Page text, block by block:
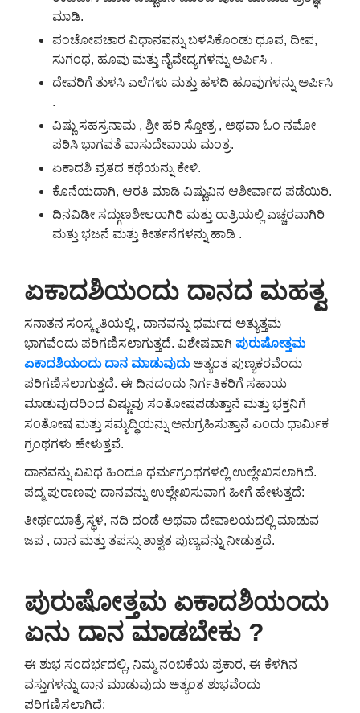
ಮಾಡಿ.
ಪಂಚೋಪಚಾರ ವಿಧಾನವನ್ನು ಬಳಸಿಕೊಂಡು ಧೂಪ, ದೀಪ,
ಸುಗಂಧ, ಹೂವು ಮತ್ತು ನೈವೇದ್ಯಗಳನ್ನು ಅರ್ಪಿಸಿ .
ದೇವರಿಗೆ ತುಳಸಿ ಎಲೆಗಳು ಮತ್ತು ಹಳದಿ ಹೂವುಗಳನ್ನು ಅರ್ಪಿಸಿ
.
ವಿಷ್ಣು ಸಹಸ್ರನಾಮ , ಶ್ರೀ ಹರಿ ಸ್ತೋತ್ರ , ಅಥವಾ ಓಂ ನಮೋ
ಪಠಿಸಿ ಭಾಗವತೆ ವಾಸುದೇವಾಯ ಮಂತ್ರ.
ಏಕಾದಶಿ ವ್ರತದ ಕಥೆಯನ್ನು ಕೇಳಿ.
ಕೊನೆಯದಾಗಿ, ಆರತಿ ಮಾಡಿ ವಿಷ್ಣುವಿನ ಆಶೀರ್ವಾದ ಪಡೆಯಿರಿ.
ದಿನವಿಡೀ ಸದ್ಗುಣಶೀಲರಾಗಿರಿ ಮತ್ತು ರಾತ್ರಿಯಲ್ಲಿ ಎಚ್ಚರವಾಗಿರಿ
ಮತ್ತು ಭಜನೆ ಮತ್ತು ಕೀರ್ತನೆಗಳನ್ನು ಹಾಡಿ .
ಏಕಾದಶಿಯಂದು ದಾನದ ಮಹತ್ವ
ಸನಾತನ ಸಂಸ್ಕೃತಿಯಲ್ಲಿ , ದಾನವನ್ನು ಧರ್ಮದ ಅತ್ಯುತ್ತಮ
ಭಾಗವೆಂದು ಪರಿಗಣಿಸಲಾಗುತ್ತದೆ. ವಿಶೇಷವಾಗಿ ಪುರುಷೋತ್ತಮ
ಏಕಾದಶಿಯಂದುದಾನ ಮಾಡುವುದು ಅತ್ಯಂತ ಪುಣ್ಯಕರವೆಂದು
ಪರಿಗಣಿಸಲಾಗುತ್ತದೆ. ಈ ದಿನದಂದು ನಿರ್ಗತಿಕರಿಗೆ ಸಹಾಯ
ಮಾಡುವುದರಿಂದ ವಿಷ್ಣುವು ಸಂತೋಷಪಡುತ್ತಾನೆ ಮತ್ತು ಭಕ್ತನಿಗೆ
ಸಂತೋಷ ಮತ್ತು ಸಮೃದ್ಧಿಯನ್ನು ಅನುಗ್ರಹಿಸುತ್ತಾನೆ ಎಂದು ಧಾರ್ಮಿಕ
ಗ್ರಂಥಗಳು ಹೇಳುತ್ತವೆ.
ದಾನವನ್ನು ವಿವಿಧ ಹಿಂದೂ ಧರ್ಮಗ್ರಂಥಗಳಲ್ಲಿ ಉಲ್ಲೇಖಿಸಲಾಗಿದೆ.
ಪದ್ಮ ಪುರಾಣವು ದಾನವನ್ನು ಉಲ್ಲೇಖಿಸುವಾಗ ಹೀಗೆ ಹೇಳುತ್ತದೆ:
ತೀರ್ಥಯಾತ್ರೆ ಸ್ಥಳ, ನದಿ ದಂಡೆ ಅಥವಾ ದೇವಾಲಯದಲ್ಲಿ ಮಾಡುವ
ಜಪ , ದಾನ ಮತ್ತು ತಪಸ್ಸು ಶಾಶ್ವತ ಪುಣ್ಯವನ್ನು ನೀಡುತ್ತದೆ.
ಪುರುಷೋತ್ತಮ ಏಕಾದಶಿಯಂದು
ಏನು ದಾನ ಮಾಡಬೇಕು ?
ಈ ಶುಭ ಸಂದರ್ಭದಲ್ಲಿ, ನಿಮ್ಮ ನಂಬಿಕೆಯ ಪ್ರಕಾರ, ಈ ಕೆಳಗಿನ
ವಸ್ತುಗಳನ್ನು ದಾನ ಮಾಡುವುದು ಅತ್ಯಂತ ಶುಭವೆಂದು
ಪರಿಗಣಿಸಲಾಗಿದೆ: